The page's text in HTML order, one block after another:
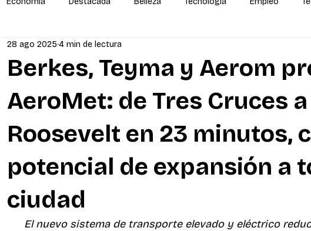
Economía Salidas
Berkes, Teyma y Aerom
AeroMet: de Tres Cruces
Roosevelt en 23 minutos,
potencial de expansión a
ciudad
28 ago 2025 4 min de lectura
El nuevo sistema de transporte elevado y eléctrico